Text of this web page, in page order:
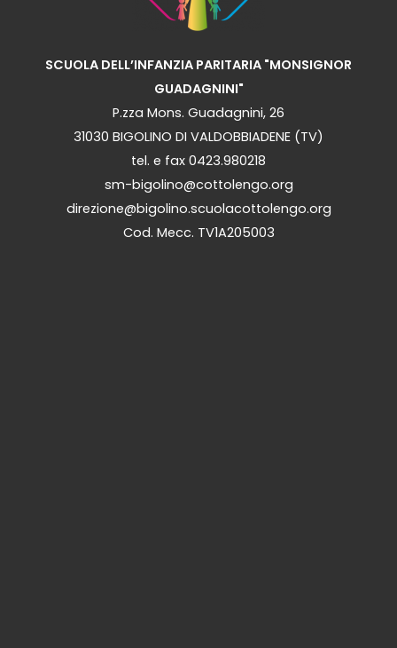
SCUOLA DELL’INFANZIA PARITARIA "MONSIGNOR
GUADAGNINI"
P.zza Mons. Guadagnini, 26
31030 BIGOLINO DI VALDOBBIADENE (TV)
tel. e fax 0423.980218
sm-bigolino@cottolengo.org
direzione@bigolino.scuolacottolengo.org
Cod. Mecc. TV1A205003